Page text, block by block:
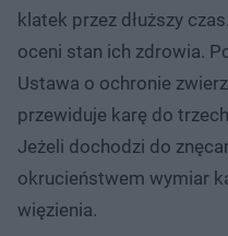
klatek przez dłuższy
oceni stan ich zdrowia.
Ustawa o ochronie
przewiduje karę do
Jeżeli dochodzi do
okrucieństwem wymiar
więzienia.